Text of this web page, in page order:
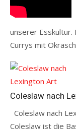
unserer Esskultur.
Currys mit
Coleslaw nach
Coleslaw nach
Coleslaw ist die